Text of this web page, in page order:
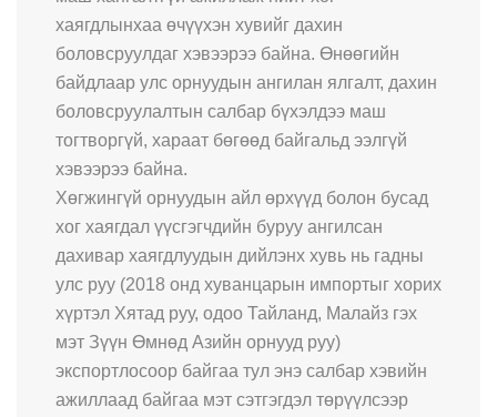
хаягдлынхаа өчүүхэн хувийг дахин
боловсруулдаг хэвээрээ байна. Өнөөгийн
байдлаар улс орнуудын ангилан ялгалт, дахин
боловсруулалтын салбар бүхэлдээ маш
тогтворгүй, хараат бөгөөд байгальд ээлгүй
хэвээрээ байна.
Хөгжингүй орнуудын айл өрхүүд болон бусад
хог хаягдал үүсгэгчдийн буруу ангилсан
дахивар хаягдлуудын дийлэнх хувь нь гадны
улс руу (2018 онд хуванцарын импортыг хорих
хүртэл Хятад руу, одоо Тайланд, Малайз гэх
мэт Зүүн Өмнөд Азийн орнууд руу)
экспортлосоор байгаа тул энэ салбар хэвийн
ажиллаад байгаа мэт сэтгэгдэл төрүүлсээр